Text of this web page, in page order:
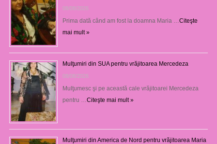
08/08/2026
Prima dată când am fost la doamna Maria … Citeşte
mai mult »
Mulţumiri din SUA pentru vrăjitoarea Mercedeza
08/08/2026
Mulţumesc şi pe această cale vrăjitoarei Mercedeza
pentru … Citeşte mai mult »
Mulţumiri din America de Nord pentru vrăjitoarea Maria